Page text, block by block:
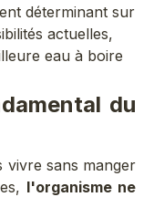
déterminant sur
actuelles,
eau à boire
du
vivre sans manger
l'organisme ne